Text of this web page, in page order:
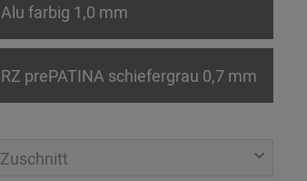
Alu farbig 1,0 mm
RZ prePATINA schiefergrau 0,7 mm
Zuschnitt